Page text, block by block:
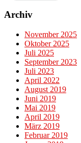
Archiv
November 2025
Oktober 2025
Juli 2025
September 2023
Juli 2023
April 2022
August 2019
Juni 2019
Mai 2019
April 2019
März 2019
Februar 2019